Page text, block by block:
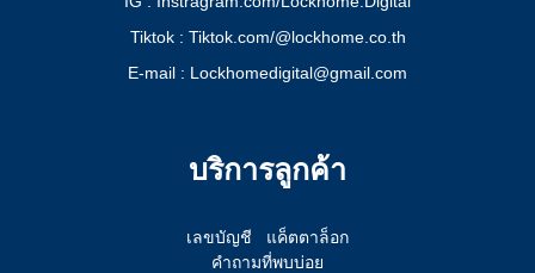
Tiktok : Tiktok.com/@lockhome.co.th
E-mail : Lockhomedigital@gmail.com
บริการลูกค้า
เลขบัญชี
แค็ตตาล็อก
คำถามที่พบบ่อย